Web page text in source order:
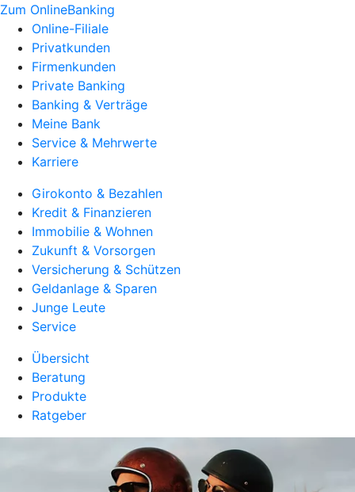
Zum OnlineBanking
Online-Filiale
Privatkunden
Firmenkunden
Private Banking
Banking & Verträge
Meine Bank
Service & Mehrwerte
Karriere
Girokonto & Bezahlen
Kredit & Finanzieren
Immobilie & Wohnen
Zukunft & Vorsorgen
Versicherung & Schützen
Geldanlage & Sparen
Junge Leute
Service
Übersicht
Beratung
Produkte
Ratgeber